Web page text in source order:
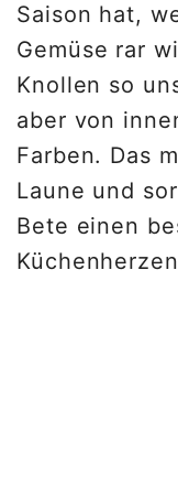
Saison hat,
Gemüse rar
Knollen so
aber von
Farben. Das
Laune und
Bete einen